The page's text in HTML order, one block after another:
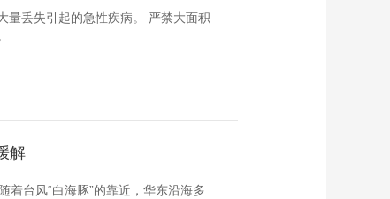
量丢失引起的急性疾病。 严禁大面积
解
台风“白海豚”的靠近，华东沿海多